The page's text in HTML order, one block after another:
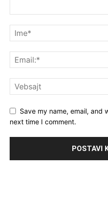
Save my name, email, and
next time I comment.